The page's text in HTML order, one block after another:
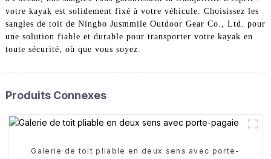
votre kayak est solidement fixé à votre véhicule. Choisissez les
sangles de toit de Ningbo Jusmmile Outdoor Gear Co., Ltd. pour
une solution fiable et durable pour transporter votre kayak en
toute sécurité, où que vous soyez.
Produits Connexes
Galerie de toit pliable en deux sens avec porte-